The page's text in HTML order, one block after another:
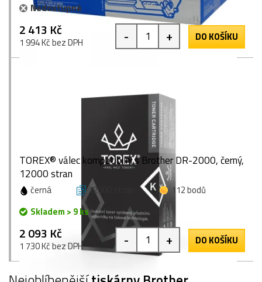
Nedostupné
2 413 Kč
1 994 Kč bez DPH - + DO KOŠÍKU
TOREX® válec kompatibilní s Brother DR-2000, černý,
12000 stran
černá 12000 stran
112 bodů
Skladem > 9 ks
2 093 Kč
1 730 Kč bez DPH - + DO KOŠÍKU